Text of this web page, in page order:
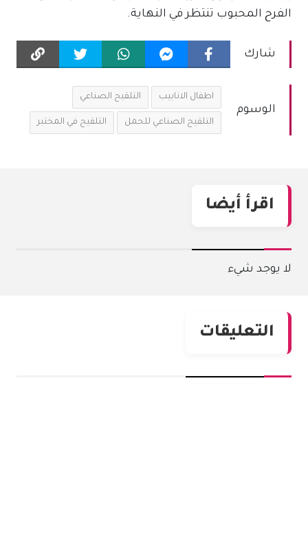
الفرح المحبوب تنتظر في النهاية.
شارك
الوسوم
اطفال الانابيب التلقيح الصناعي
التلقيح الصناعي للحمل التلقيح في المختبر
اقرأ أيضا
لا يوجد شيء
التعليقات